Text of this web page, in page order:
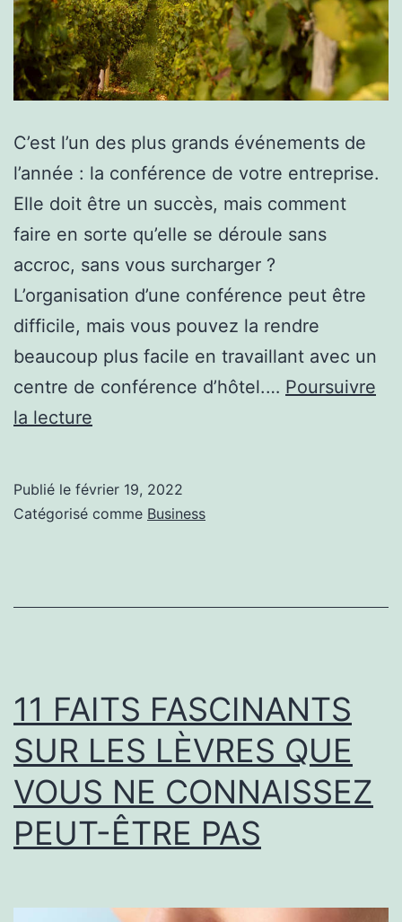
C’est l’un des plus grands événements de
l’année : la conférence de votre entreprise.
Elle doit être un succès, mais comment
faire en sorte qu’elle se déroule sans
accroc, sans vous surcharger ?
L’organisation d’une conférence peut être
difficile, mais vous pouvez la rendre
beaucoup plus facile en travaillant avec un
centre de conférence d’hôtel.… Poursuivre
la lecture
votre
building
dans
un
Château
a
Lyon
Publié le février 19, 2022
Catégorisé comme Business
11 FAITS FASCINANTS
SUR LES LÈVRES QUE
VOUS NE CONNAISSEZ
PEUT-ÊTRE PAS